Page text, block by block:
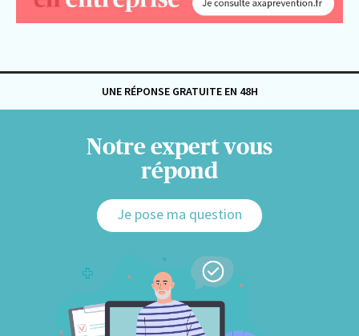
UNE RÉPONSE GRATUITE EN 48H
Notre expert vous
répond
Je pose ma question